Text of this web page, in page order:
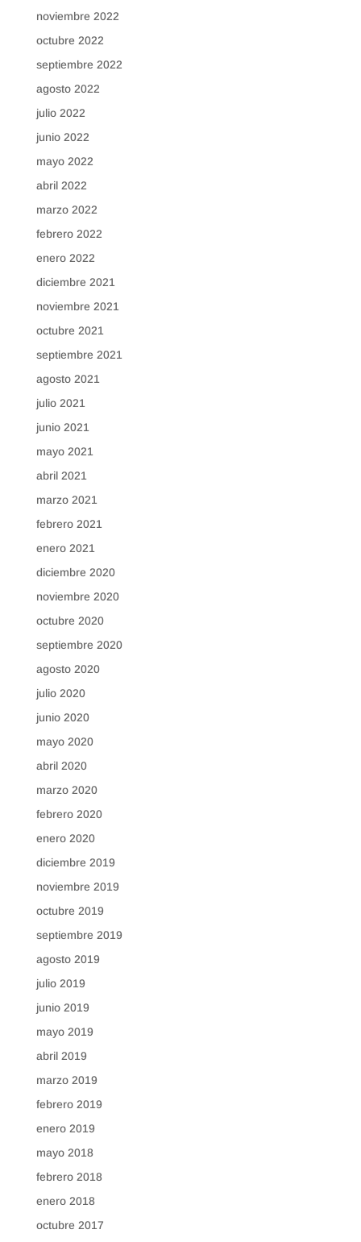
noviembre 2022
octubre 2022
septiembre 2022
agosto 2022
julio 2022
junio 2022
mayo 2022
abril 2022
marzo 2022
febrero 2022
enero 2022
diciembre 2021
noviembre 2021
octubre 2021
septiembre 2021
agosto 2021
julio 2021
junio 2021
mayo 2021
abril 2021
marzo 2021
febrero 2021
enero 2021
diciembre 2020
noviembre 2020
octubre 2020
septiembre 2020
agosto 2020
julio 2020
junio 2020
mayo 2020
abril 2020
marzo 2020
febrero 2020
enero 2020
diciembre 2019
noviembre 2019
octubre 2019
septiembre 2019
agosto 2019
julio 2019
junio 2019
mayo 2019
abril 2019
marzo 2019
febrero 2019
enero 2019
mayo 2018
febrero 2018
enero 2018
octubre 2017